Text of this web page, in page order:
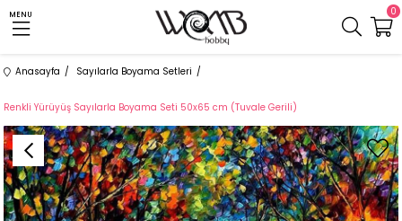
MENU 0
Anasayfa Sayılarla Boyama Setleri
Renkli Yürüyüş Sayılarla Boyama Seti 50x65 cm (Tuvale Gerili)